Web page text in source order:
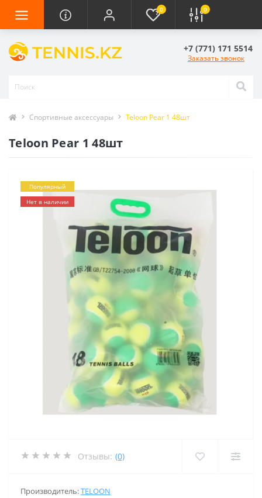
0 0
+7 (771) 171 5514
Заказать звонок
Спортивные аксессуары Teloon Pear 1 48шт
Teloon Pear 1 48шт
Популярный
Нет в наличии
Отзывы: (0)
Производитель:TELOON